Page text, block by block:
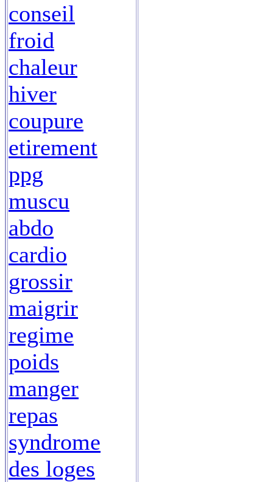
conseil
froid
chaleur
hiver
coupure
etirement
ppg
muscu
abdo
cardio
grossir
maigrir
regime
poids
manger
repas
syndrome
des loges